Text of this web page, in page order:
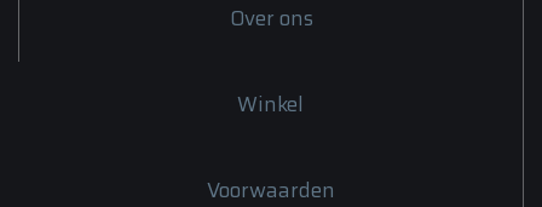
Over ons
Winkel
Voorwaarden